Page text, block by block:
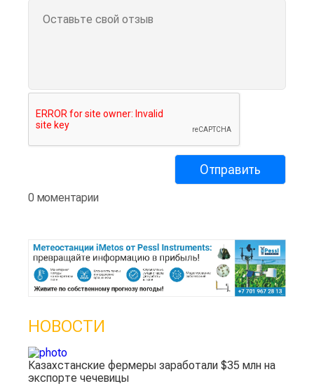
0 моментарии
НОВОСТИ
Казахстанские фермеры заработали $35 млн на
экспорте чечевицы